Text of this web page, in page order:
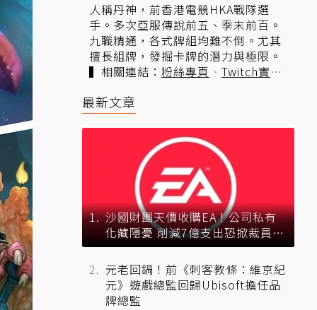
人稱丹神，前香港電競HKA戰隊選
手。多次亞服傳說前五、季末前百。
九職精通，各式牌組均難不倒。尤其
擅長組牌，發掘卡牌的潛力與極限。
▍相關連結： 粉絲專頁 、 Twitch實
最新文章
沙國財團天價收購EA！公司私有
化藏隱憂 削減7億支出恐掀裁員風
暴？
元老回鍋！前《刺客教條：維京紀
元》遊戲總監回歸Ubisoft擔任品
牌總監